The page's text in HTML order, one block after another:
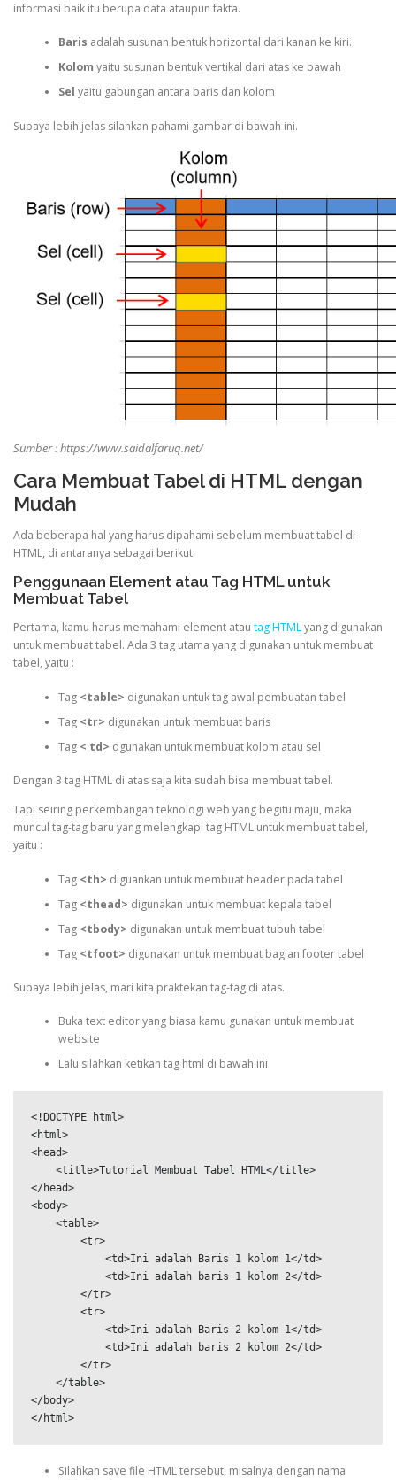
informasi baik itu berupa data ataupun fakta.
Baris adalah susunan bentuk horizontal dari kanan ke kiri.
Kolom yaitu susunan bentuk vertikal dari atas ke bawah
Sel yaitu gabungan antara baris dan kolom
Supaya lebih jelas silahkan pahami gambar di bawah ini.
Sumber : https://www.saidalfaruq.net/
Cara Membuat Tabel di HTML dengan
Mudah
Ada beberapa hal yang harus dipahami sebelum membuat tabel di
HTML, di antaranya sebagai berikut.
Penggunaan Element atau Tag HTML untuk
Membuat Tabel
Pertama, kamu harus memahami element atau tag HTMLyang digunakan
untuk membuat tabel. Ada 3 tag utama yang digunakan untuk membuat
tabel, yaitu :
Tag <table> digunakan untuk tag awal pembuatan tabel
Tag <tr> digunakan untuk membuat baris
Tag < td> dgunakan untuk membuat kolom atau sel
Dengan 3 tag HTML di atas saja kita sudah bisa membuat tabel.
Tapi seiring perkembangan teknologi web yang begitu maju, maka
muncul tag-tag baru yang melengkapi tag HTML untuk membuat tabel,
yaitu :
Tag <th> diguankan untuk membuat header pada tabel
Tag <thead> digunakan untuk membuat kepala tabel
Tag <tbody> digunakan untuk membuat tubuh tabel
Tag <tfoot> digunakan untuk membuat bagian footer tabel
Supaya lebih jelas, mari kita praktekan tag-tag di atas.
Buka text editor yang biasa kamu gunakan untuk membuat
website
Lalu silahkan ketikan tag html di bawah ini
<!DOCTYPE html>
<html>
<head>
</head>
<body>
</body>
</html>
Silahkan save file HTML tersebut, misalnya dengan nama